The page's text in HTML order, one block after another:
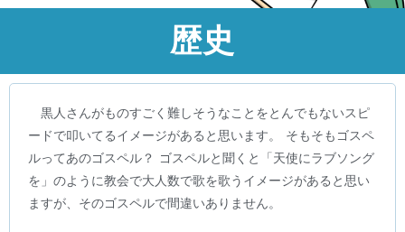
歴史
黒人さんがものすごく難しそうなことをとんでもないスピ
ードで叩いてるイメージがあると思います。 そもそもゴスペ
ルってあのゴスペル？ ゴスペルと聞くと「天使にラブソング
を」のように教会で大人数で歌を歌うイメージがあると思い
ますが、そのゴスペルで間違いありません。